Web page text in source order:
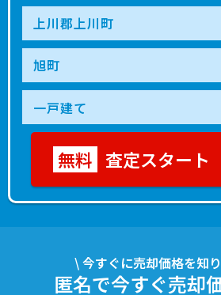
査定スタート
\ 今すぐに売却価格を知
匿名で今すぐ売却